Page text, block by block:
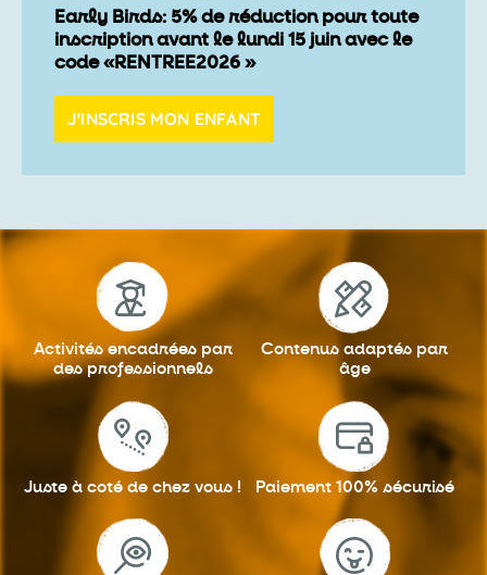
Early Birds: 5% de réduction pour toute
inscription avant le lundi 15 juin avec le
code «RENTREE2026 »
J'INSCRIS MON ENFANT
Activités encadrées par
des professionnels
Contenus adaptés par
âge
Juste à coté de chez vous ! Paiement 100% sécurisé